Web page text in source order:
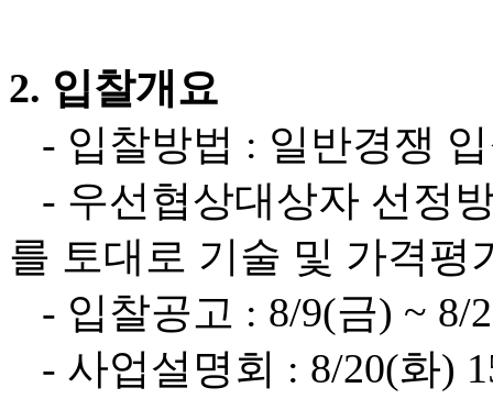
2. 입찰개요
- 입찰방법 : 일반경쟁
- 우선협상대상자 선정
를 토대로 기술 및 가격평
- 입찰공고 : 8/9(금) ~ 8/
- 사업설명회 : 8/20(화)